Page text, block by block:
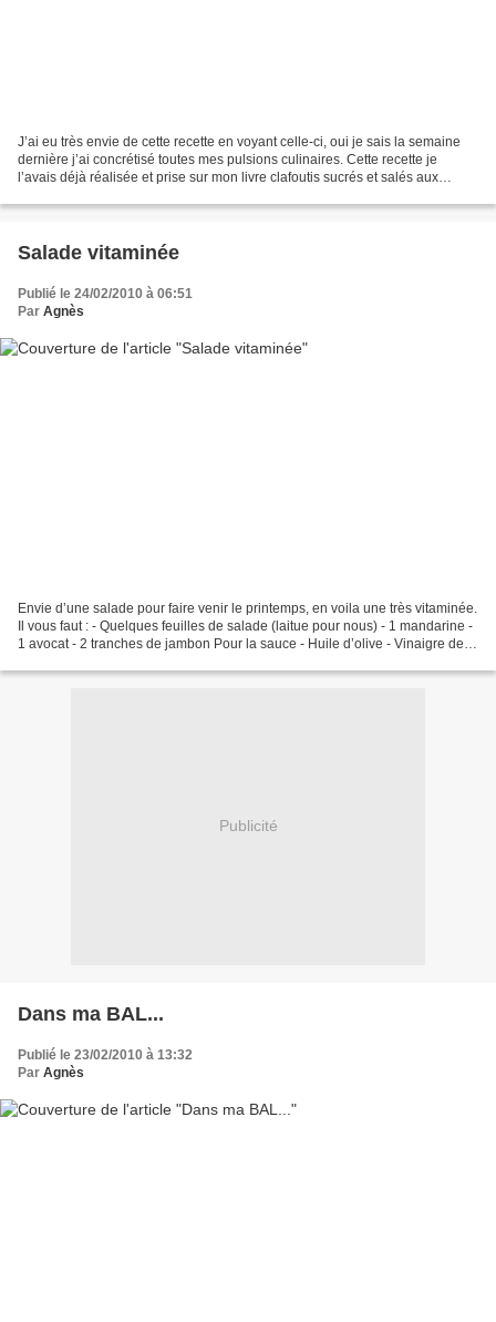
J’ai eu très envie de cette recette en voyant celle-ci, oui je sais la semaine
dernière j’ai concrétisé toutes mes pulsions culinaires. Cette recette je
l’avais déjà réalisée et prise sur mon livre clafoutis sucrés et salés aux
Salade vitaminée
Publié le 24/02/2010 à 06:51
Par Agnès
Envie d’une salade pour faire venir le printemps, en voila une très vitaminée.
Il vous faut : - Quelques feuilles de salade (laitue pour nous) - 1 mandarine -
1 avocat - 2 tranches de jambon Pour la sauce - Huile d’olive - Vinaigre de
Publicité
Dans ma BAL...
Publié le 23/02/2010 à 13:32
Par Agnès